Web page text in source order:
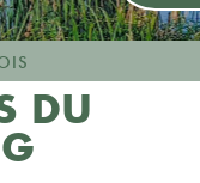
DU